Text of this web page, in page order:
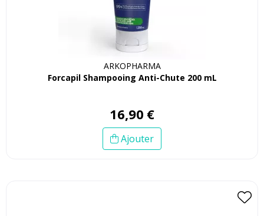
ARKOPHARMA
Forcapil Shampooing Anti-Chute 200 mL
16,90 €
Ajouter